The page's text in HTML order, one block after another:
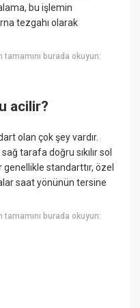
bu işlemin
tezgahı olarak
tamamını burada okuyun:
acilir?
olan çok şey vardır.
tarafa doğru sıkılır sol
genellikle standarttır, özel
saat yönünün tersine
tamamını burada okuyun: